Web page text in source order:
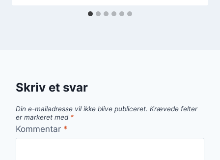
Skriv et svar
Din e-mailadresse vil ikke blive publiceret. Krævede felter
er markeret med *
Kommentar *